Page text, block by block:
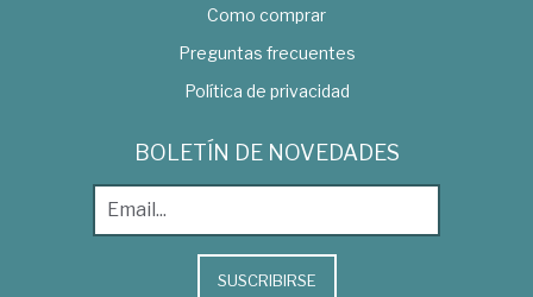
Como comprar
Preguntas frecuentes
Política de privacidad
BOLETÍN DE NOVEDADES
SUSCRIBIRSE